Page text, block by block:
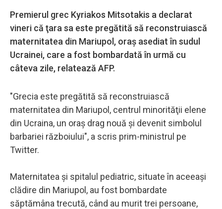
Premierul grec Kyriakos Mitsotakis a declarat
vineri că ţara sa este pregătită să reconstruiască
maternitatea din Mariupol, oraş asediat în sudul
Ucrainei, care a fost bombardată în urmă cu
câteva zile, relatează AFP.
"Grecia este pregătită să reconstruiască
maternitatea din Mariupol, centrul minorităţii elene
din Ucraina, un oraş drag nouă şi devenit simbolul
barbariei războiului", a scris prim-ministrul pe
Twitter.
Maternitatea şi spitalul pediatric, situate în aceeaşi
clădire din Mariupol, au fost bombardate
săptămâna trecută, când au murit trei persoane,